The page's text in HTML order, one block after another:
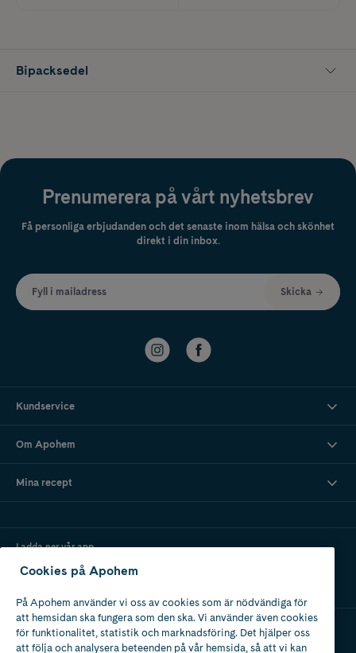
Bipacksedel
Prenumerera på vårt nyhetsbrev
Få personliga erbjudanden och det senaste inom hälsa och skönhet
direkt i din inbox.
Fyll i mailadress Skicka
Kundservice
Om Apohem
Mina recept
Ladda ner vår app
Apotek med tillstånd
Cookies på Apohem
På Apohem använder vi oss av cookies som är nödvändiga för
att hemsidan ska fungera som den ska. Vi använder även cookies
för funktionalitet, statistik och marknadsföring. Det hjälper oss
att följa och analysera beteenden på vår hemsida, så att vi kan